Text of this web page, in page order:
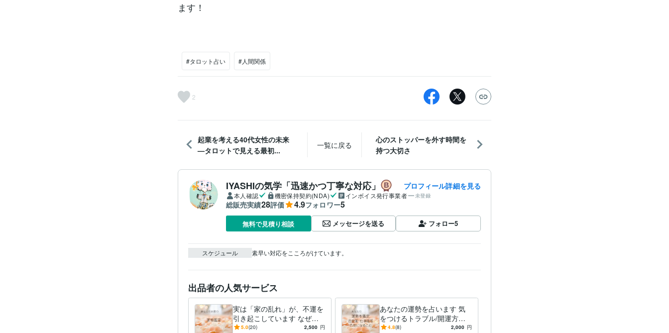
ます！
#タロット占い #人間関係
2
起業を考える40代女性の未来
—タロットで見える最初...
一覧に戻る
心のストッパーを外す時間を
持つ大切さ
IYASHIの気学「迅速かつ丁寧な対応」 プロフィール詳細を見る
本人確認 機密保持契約(NDA) インボイス発行事業者 未登録
総販売実績28評価 4.9フォロワー5
無料で見積り相談 メッセージを送る フォロー5
スケジュール 素早い対応をこころがけています。
出品者の人気サービス
実は「家の乱れ」が、不運を
引き起こしています なぜか
出費が続く/家族がずっとイ
5.0(20) 2,500 円
あなたの運勢を占います 気
をつけるトラブル/開運方法
など/知りたいことお知らせ
4.8(8) 2,000 円